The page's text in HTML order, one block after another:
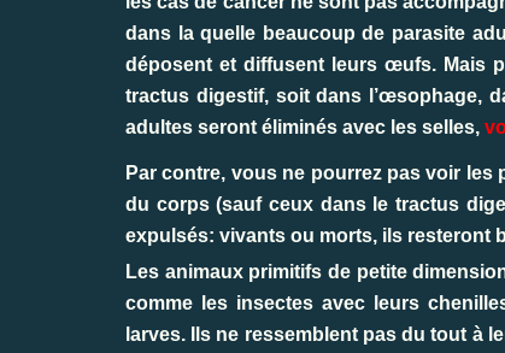
dans la quelle beaucoup de parasite
déposent et diffusent leurs œufs. Mais
tractus digestif, soit dans l’œsophage,
adultes seront éliminés avec les selles,
Par contre, vous ne pourrez pas voir
du corps (sauf ceux dans le tractus
expulsés: vivants ou morts, ils resteront
Les animaux primitifs de petite
comme les insectes avec leurs
larves. Ils ne ressemblent pas du tout à